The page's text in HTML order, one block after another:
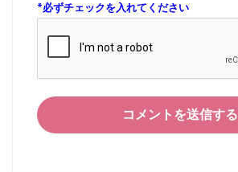
*必ずチェックを入れてください
コメントを送信する